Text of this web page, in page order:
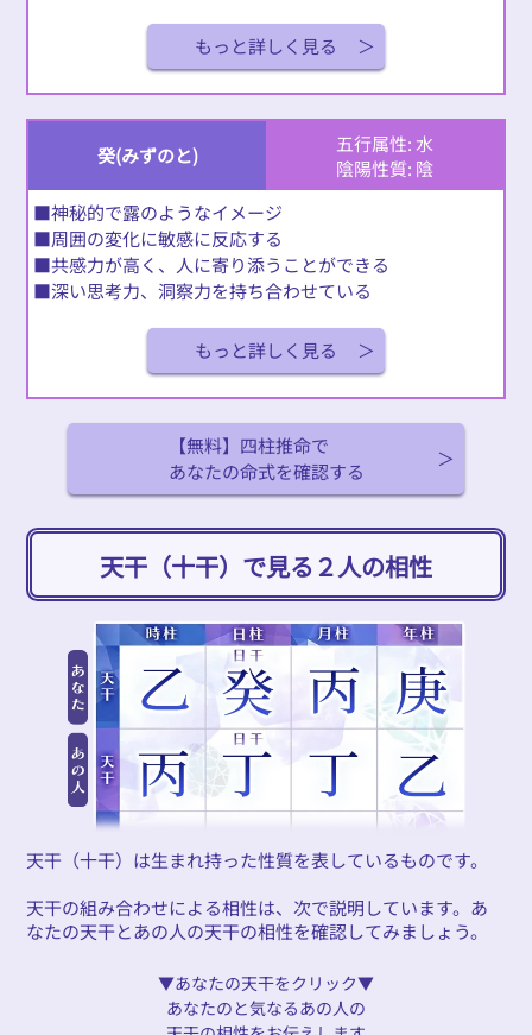
もっと詳しく見る
癸(みずのと)
五行属性: 水
陰陽性質: 陰
■神秘的で露のようなイメージ
■周囲の変化に敏感に反応する
■共感力が高く、人に寄り添うことができる
■深い思考力、洞察力を持ち合わせている
もっと詳しく見る
【無料】四柱推命で
あなたの命式を確認する
天干（十干）で見る２人の相性
天干（十干）は生まれ持った性質を表しているものです。
天干の組み合わせによる相性は、次で説明しています。あ
なたの天干とあの人の天干の相性を確認してみましょう。
▼あなたの天干をクリック▼
あなたのと気なるあの人の